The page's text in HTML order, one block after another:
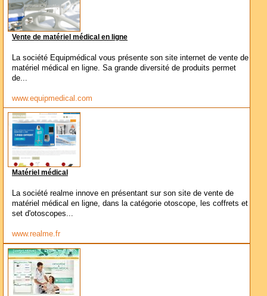
Vente de matériel médical en ligne
La société Equipmédical vous présente son site internet de vente de
matériel médical en ligne. Sa grande diversité de produits permet
de...
www.equipmedical.com
Matériel médical
La société realme innove en présentant sur son site de vente de
matériel médical en ligne, dans la catégorie otoscope, les coffrets et
set d'otoscopes...
www.realme.fr